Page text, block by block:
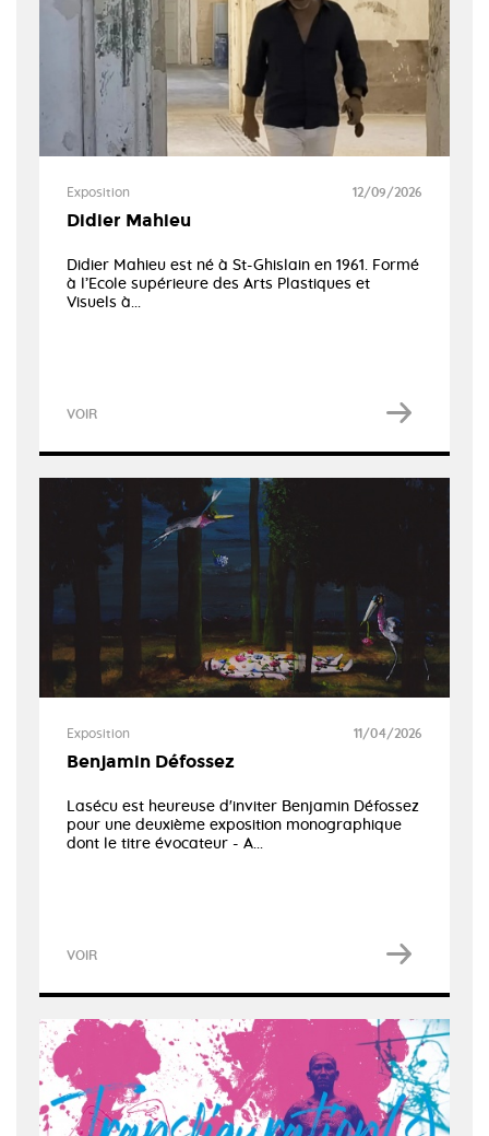
Exposition 12/09/2026
Didier Mahieu
Didier Mahieu est né à St-Ghislain en 1961. Formé
à l’Ecole supérieure des Arts Plastiques et
Visuels à...
VOIR
Exposition 11/04/2026
Benjamin Défossez
Lasécu est heureuse d'inviter Benjamin Défossez
pour une deuxième exposition monographique
dont le titre évocateur - A...
VOIR